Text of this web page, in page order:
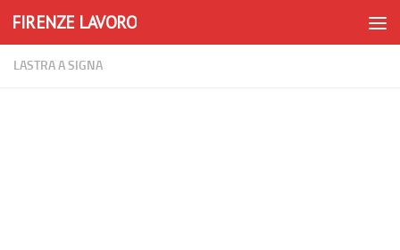
Skip to content
FIRENZE LAVORO
LASTRA A SIGNA